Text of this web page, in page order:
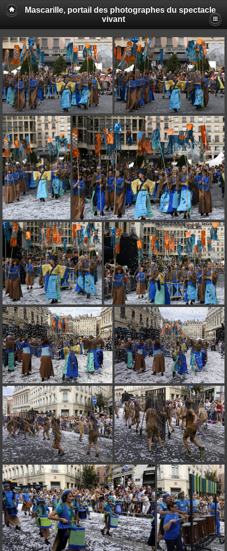
Mascarille, portail des photographes du spectacle
vivant